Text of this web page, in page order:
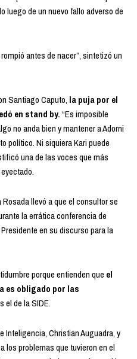
luego de un nuevo fallo adverso de
antes de nacer”, sintetizó un
Santiago Caputo, la puja por el
en stand by.“Es imposible
no anda bien y mantener a Adorni
político. Ni siquiera Kari puede
una de las voces que más
llevó a que el consultor se
la errática conferencia de
en su discurso para la
porque entienden que el
es obligado por las
el de la SIDE.
Inteligencia, Christian Auguadra, y
los problemas que tuvieron en el